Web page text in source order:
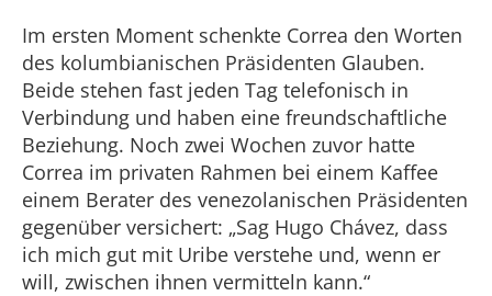
Im ersten Moment schenkte Correa den Worten
des kolumbianischen Präsidenten Glauben.
Beide stehen fast jeden Tag telefonisch in
Verbindung und haben eine freundschaftliche
Beziehung. Noch zwei Wochen zuvor hatte
Correa im privaten Rahmen bei einem Kaffee
einem Berater des venezolanischen Präsidenten
gegenüber versichert: „Sag Hugo Chávez, dass
ich mich gut mit Uribe verstehe und, wenn er
will, zwischen ihnen vermitteln kann.“